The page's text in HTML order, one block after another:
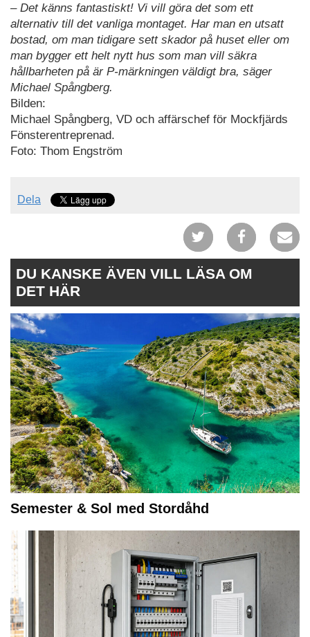
– Det känns fantastiskt! Vi vill göra det som ett
alternativ till det vanliga montaget. Har man en utsatt
bostad, om man tidigare sett skador på huset eller om
man bygger ett helt nytt hus som man vill säkra
hållbarheten på är P-märkningen väldigt bra, säger
Michael Spångberg.
Bilden:
Michael Spångberg, VD och affärschef för Mockfjärds
Fönsterentreprenad.
Foto: Thom Engström
Dela
DU KANSKE ÄVEN VILL LÄSA OM
DET HÄR
Semester & Sol med Stordåhd